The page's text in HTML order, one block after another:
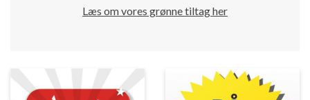
Læs om vores grønne tiltag her